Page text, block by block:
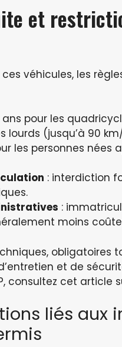
et
véhicules, les
ans pour les
lourds (jusqu’à 90
les personnes nées
: interdiction
:
moins
obligatoires
et de
consultez cet article
liés aux